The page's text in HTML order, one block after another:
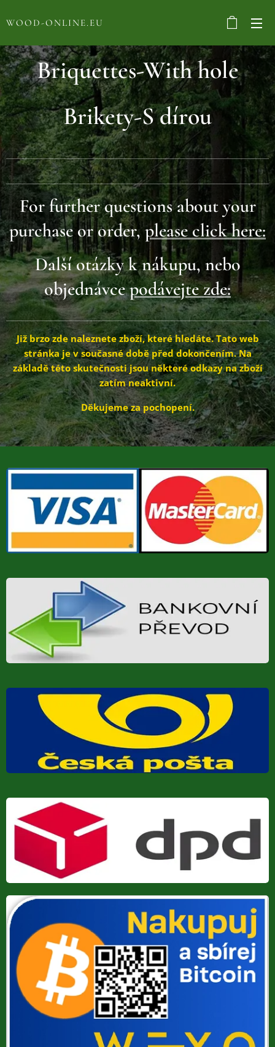
WOOD-ONLINE.EU
Briquettes-With hole
Brikety-S dírou
For further questions about your
purchase or order,please click here:
Další otázky k nákupu, nebo
objednávcepodávejte zde:
Již brzo zde naleznete zboží, které hledáte.Tato web
stránka je v současné době před dokončením. Na
základě této skutečnosti jsou některé odkazy na zboží
zatím neaktivní.
Děkujeme za pochopení.